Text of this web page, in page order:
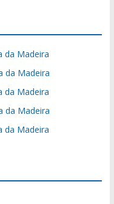
da Madeira
da Madeira
da Madeira
da Madeira
da Madeira